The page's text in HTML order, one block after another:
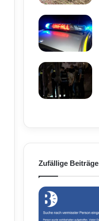
Zufällige Beiträge